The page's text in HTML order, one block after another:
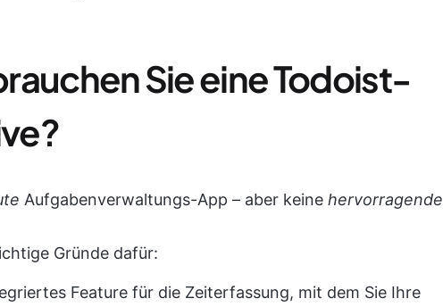
Sie eine Todoist-
Aufgabenverwaltungs-App – aber keine hervorragende
Gründe dafür:
Feature für die Zeiterfassung, mit dem Sie Ihre